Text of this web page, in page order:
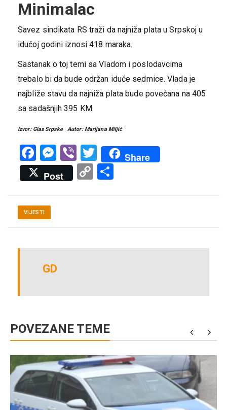
Minimalac
Savez sindikata RS traži da najniža plata u Srpskoj u
idućoj godini iznosi 418 maraka.
Sastanak o toj temi sa Vladom i poslodavcima
trebalo bi da bude održan iduće sedmice. Vlada je
najbliže stavu da najniža plata bude povećana na 405
sa sadašnjih 395 KM.
Izvor: Glas Srpske Autor: Marijana Miljić
Facebook
Messenger
ViberTwitter
Share
Post
Copy
VIJESTI
GD
POVEZANE TEME